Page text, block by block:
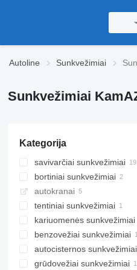
Autoline Sunkvežimiai
Sunkvežimiai
Kategorija
savivarčiai sunkvežimiai
bortiniai sunkvežimiai
autokranai
tentiniai sunkvežimiai
kariuomenės sunkvežimiai
benzovežiai sunkvežimiai
autocisternos sunkvežimiai
grūdovežiai sunkvežimiai